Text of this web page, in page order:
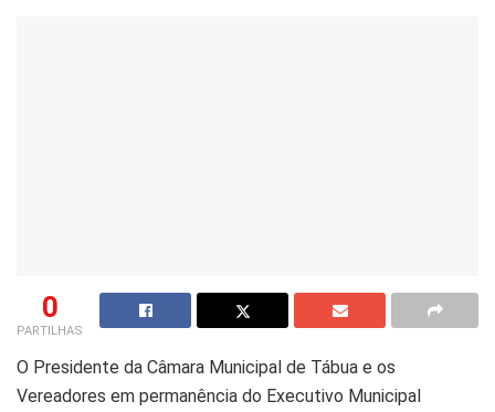
0
PARTILHAS
O Presidente da Câmara Municipal de Tábua e os
Vereadores em permanência do Executivo Municipal